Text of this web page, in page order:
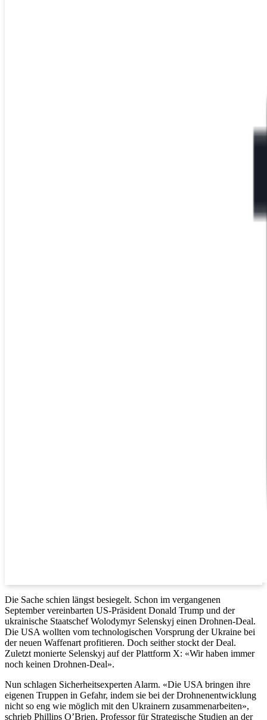
Die Sache schien längst besiegelt. Schon im vergangenen
September vereinbarten US-Präsident Donald Trump und der
ukrainische Staatschef Wolodymyr Selenskyj einen Drohnen-Deal.
Die USA wollten vom technologischen Vorsprung der Ukraine bei
der neuen Waffenart profitieren. Doch seither stockt der Deal.
Zuletzt monierte Selenskyj auf der Plattform X: «Wir haben immer
noch keinen Drohnen-Deal».
Nun schlagen Sicherheitsexperten Alarm. «Die USA bringen ihre
eigenen Truppen in Gefahr, indem sie bei der Drohnenentwicklung
nicht so eng wie möglich mit den Ukrainern zusammenarbeiten»,
schrieb Phillips O’Brien, Professor für Strategische Studien an der